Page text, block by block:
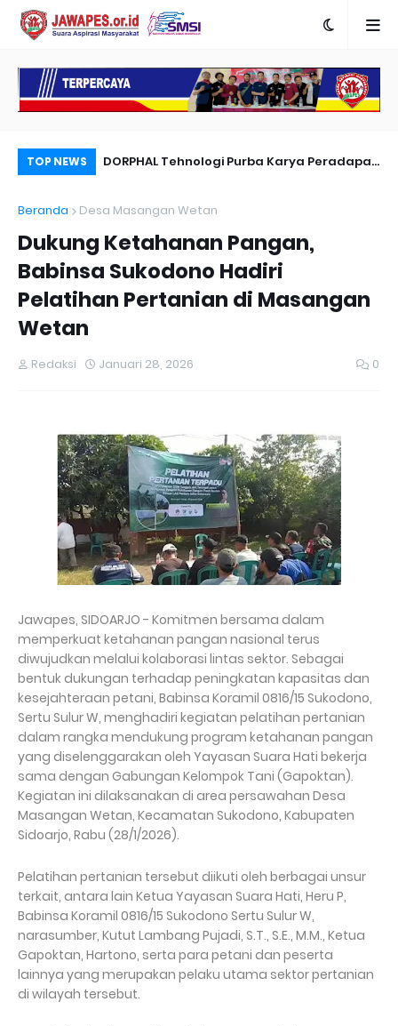
TOP NEWS
Anies
DORPHAL Tehnologi Purba Karya Peradapan
Beranda
Desa Masangan Wetan
Dukung Ketahanan Pangan,
Babinsa Sukodono Hadiri
Pelatihan Pertanian di Masangan
Wetan
Redaksi Januari 28, 2026 0
Jawapes, SIDOARJO - Komitmen bersama dalam
memperkuat ketahanan pangan nasional terus
diwujudkan melalui kolaborasi lintas sektor. Sebagai
bentuk dukungan terhadap peningkatan kapasitas dan
kesejahteraan petani, Babinsa Koramil 0816/15 Sukodono,
Sertu Sulur W, menghadiri kegiatan pelatihan pertanian
dalam rangka mendukung program ketahanan pangan
yang diselenggarakan oleh Yayasan Suara Hati bekerja
sama dengan Gabungan Kelompok Tani (Gapoktan).
Kegiatan ini dilaksanakan di area persawahan Desa
Masangan Wetan, Kecamatan Sukodono, Kabupaten
Sidoarjo, Rabu (28/1/2026).
Pelatihan pertanian tersebut diikuti oleh berbagai unsur
terkait, antara lain Ketua Yayasan Suara Hati, Heru P,
Babinsa Koramil 0816/15 Sukodono Sertu Sulur W,
narasumber, Kutut Lambang Pujadi, S.T., S.E., M.M., Ketua
Gapoktan, Hartono, serta para petani dan peserta
lainnya yang merupakan pelaku utama sektor pertanian
di wilayah tersebut.